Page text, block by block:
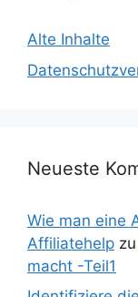
Alte Inhalte
Neueste
Wie man eine
Affiliatehelp zu
macht -Teil1